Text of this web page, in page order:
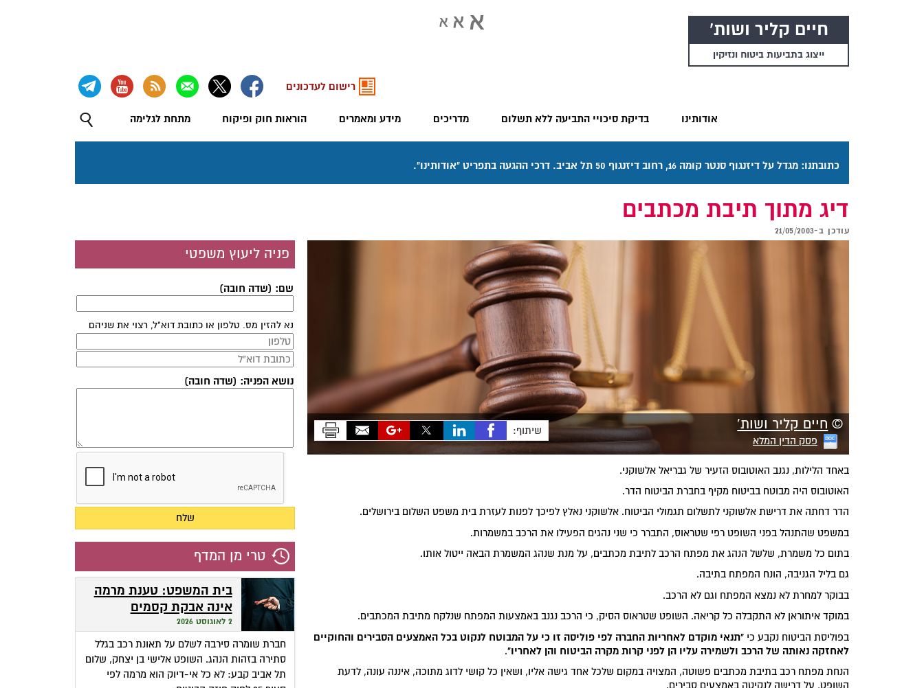
חיים קליר ושות'
ייצוג בתביעות ביטוח ונזיקין
אודותינו בדיקת סיכויי התביעה ללא תשלום מדריכים מידע ומאמרים הוראות חוק ופיקוח מתחת לגלימה
רישום לעדכונים
כתובתנו: מגדל על דיזנגוף סנטר קומה 16, רחוב דיזנגוף 50 תל אביב. דרכי ההגעה בתפריט "אודותינו".
דיג מתוך תיבת מכתבים
עודכן ב-21/05/2003
© חיים קליר ושות'
פסק הדין המלא
שיתוף:
באחד הלילות, נגנב האוטובוס הזעיר של גבריאל אלשוקני.
האוטובוס היה מבוטח בביטוח מקיף בחברת הביטוח הדר.
הדר דחתה את דרישת אלשוקני לתשלום תגמולי הביטוח. אלשוקני נאלץ לפיכך לפנות לעזרת בית משפט השלום בירושלים.
במשפט שהתנהל בפני השופט רפי שטראוס, התברר כי שני נהגים הפעילו את הרכב במשמרות.
בתום כל משמרת, שלשל הנהג את מפתח הרכב לתיבת מכתבים, על מנת שנהג המשמרת הבאה ייטול אותו.
גם בליל הגניבה, הונח המפתח בתיבה.
בבוקר למחרת לא נמצא המפתח וגם לא הרכב.
במוקד איתוראן לא התקבלה כל קריאה. השופט שטראוס הסיק, כי הרכב נגנב באמצעות המפתח שנלקח מתיבת המכתבים.
בפוליסת הביטוח נקבע כי "תנאי מוקדם לאחריות החברה לפי פוליסה זו כי על המבוטח לנקוט בכל האמצעים הסבירים והחוקיים
לאחזקה נאותה של הרכב ולשמירה עליו הן לפני קרות מקרה הביטוח והן לאחריו".
הנחת מפתח רכב בתיבת מכתבים פשוטה, המצויה במקום שלכל אחד גישה אליו, ושאין כל קושי לדוג מתוכה, איננה עונה, לדעת
השופט, על דרישה לנקיטה באמצעים סבירים.
פניה ליעוץ משפטי
שם: (שדה חובה)
נא להזין מס. טלפון או כתובת דוא"ל, רצוי את שניהם
נושא הפניה: (שדה חובה)
טרי מן המדף
בית המשפט: טענת מרמה
אינה אבקת קסמים
שהופכת אי-דיוק לפטור
מתשלום
2 לאוגוסט 2026
חברת שומרה סירבה לשלם על תאונת רכב בגלל
סתירה בזהות הנהג. השופט אלישי בן יצחק, שלום
תל אביב קבע: לא כל אי-דיוק הוא מרמה לפי